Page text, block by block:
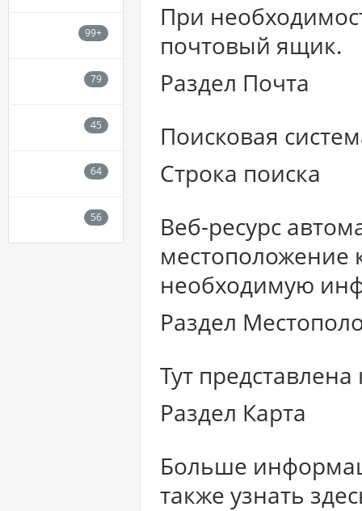
При
почтовый ящик.
Раздел Почта
Поисковая
Строка поиска
Веб-ресурс
местоположение
необходимую
Раздел
Тут
Раздел Карта
Больше
также узнать